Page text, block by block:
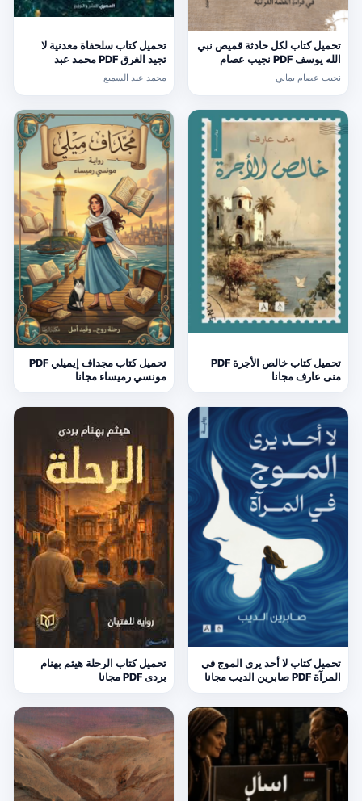
تحميل كتاب لكل حادثة قميص نبي
الله يوسف PDF نجيب عصام
يماني مجانا
نجيب عصام يماني
تحميل كتاب سلحفاة معدنية لا
تجيد الغرق PDF محمد عبد
محمد عبد السميع
تحميل كتاب خالص الأجرة PDF
منى عارف مجانا
تحميل كتاب مجداف إيميلي PDF
مونسي رميساء مجانا
تحميل كتاب لا أحد يرى الموج في
المرآة PDF صابرين الديب مجانا
تحميل كتاب الرحلة هيثم بهنام
بردى PDF مجانا